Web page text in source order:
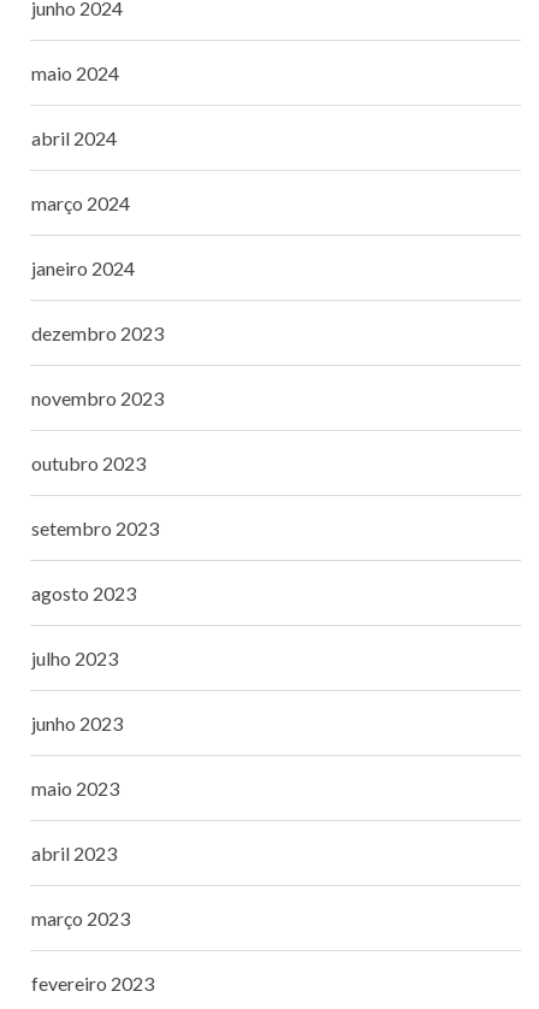
junho 2024
maio 2024
abril 2024
março 2024
janeiro 2024
dezembro 2023
novembro 2023
outubro 2023
setembro 2023
agosto 2023
julho 2023
junho 2023
maio 2023
abril 2023
março 2023
fevereiro 2023